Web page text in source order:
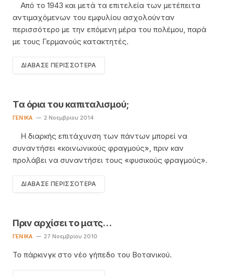
Από το 1943 και μετά τα επιτελεία των μετέπειτα
αντιμαχόμενων του εμφυλίου ασχολούνταν
περισσότερο με την επόμενη μέρα του πολέμου, παρά
με τους Γερμανούς κατακτητές.
ΔΙΆΒΑΣΕ ΠΕΡΙΣΣΌΤΕΡΑ
Τα όρια του καπιταλισμού;
ΓΕΝΙΚΆ 2 Νοεμβρίου 2014
Η διαρκής επιτάχυνση των πάντων μπορεί να
συναντήσει «κοινωνικούς φραγμούς», πριν καν
προλάβει να συναντήσει τους «φυσικούς φραγμούς».
ΔΙΆΒΑΣΕ ΠΕΡΙΣΣΌΤΕΡΑ
Πριν αρχίσει το ματς…
ΓΕΝΙΚΆ 27 Νοεμβρίου 2010
Το πάρκινγκ στο νέο γήπεδο του Βοτανικού.